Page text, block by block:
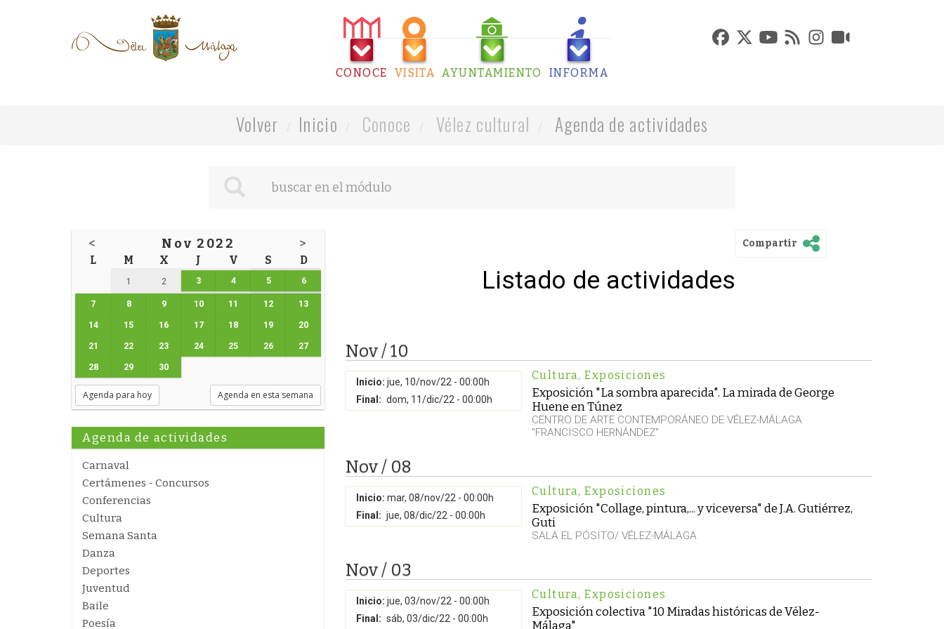
CONOCE VISITA AYUNTAMIENTO INFORMA
Volver Inicio Conoce Vélez cultural Agenda de actividades
< Nov 2022 >
L M X J V S D
1 2 3 4 5 6
7 8 9 10 11 12 13
14 15 16 17 18 19 20
21 22 23 24 25 26 27
28 29 30
Agenda para hoy Agenda en esta semana
Agenda de actividades
Carnaval
Certámenes - Concursos
Conferencias
Cultura
Semana Santa
Danza
Deportes
Juventud
Baile
Poesía
Compartir
Listado de actividades
Nov / 10
Inicio: jue, 10/nov/22 - 00:00h
Final: dom, 11/dic/22 - 00:00h
Cultura, Exposiciones
Exposición "La sombra aparecida". La mirada de George
Huene en Túnez
CENTRO DE ARTE CONTEMPORÁNEO DE VÉLEZ-MÁLAGA
"FRANCISCO HERNÁNDEZ"
Nov / 08
Inicio: mar, 08/nov/22 - 00:00h
Final: jue, 08/dic/22 - 00:00h
Cultura, Exposiciones
Exposición "Collage, pintura,... y viceversa" de J.A. Gutiérrez,
Guti
SALA EL PÓSITO/ VÉLEZ-MÁLAGA
Nov / 03
Inicio: jue, 03/nov/22 - 00:00h
Final: sáb, 03/dic/22 - 00:00h
Cultura, Exposiciones
Exposición colectiva "10 Miradas históricas de Vélez-
Málaga"